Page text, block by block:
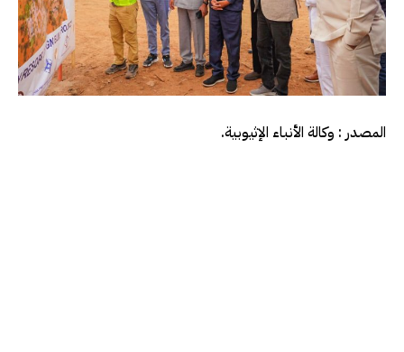
المصدر : وكالة الأنباء الإثيوبية.